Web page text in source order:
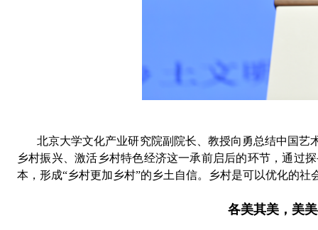
北京大学文化产业研究院副院长、教授向勇总结中国艺
乡村振兴、激活乡村特色经济这一承前启后的环节 ，通过
本 ， 形成“乡村更加乡村”的乡土自信。 乡村是可以优化的社
各美其美 ， 美